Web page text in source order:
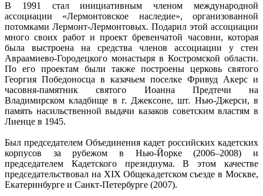
В 1991 стал инициативным членом международной
ассоциации «Лермонтовское наследие», организованной
потомками Лермонт-Лермонтовых. Подарил этой ассоциации
много своих работ и проект бревенчатой часовни, которая
была выстроена на средства членов ассоциации у стен
Авраамиево-Городецкого монастыря в Костромской области.
По его проектам были также построены церковь святого
Георгия Победоносца в казачьем поселке Фривуд Акерс и
часовня-памятник святого Иоанна Предтечи на
Владимирском кладбище в г. Джексоне, шт. Нью-Джерси, в
память насильственной выдачи казаков советским властям в
Лиенце в 1945.
Был председателем Объединения кадет российских кадетских
корпусов за рубежом в Нью-Йорке (2006–2008) и
председателем Кадетского президиума. В этом качестве
председательствовал на XIX Общекадетском съезде в Москве,
Екатеринбурге и Санкт-Петербурге (2007).